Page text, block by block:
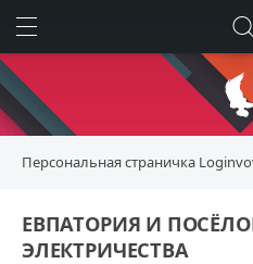
Персональная страничка
ЕВПАТОРИЯ И
ЭЛЕКТРИЧЕСТВА